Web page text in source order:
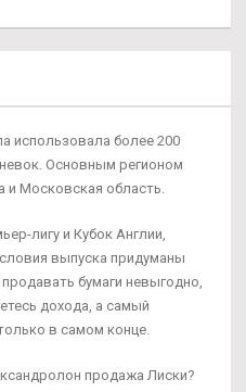
использовала более 200
Основным регионом
и Московская область.
лигу и Кубок Англии,
выпуска придуманы
бумаги невыгодно,
дохода, а самый
в самом конце.
продажа Лиски?